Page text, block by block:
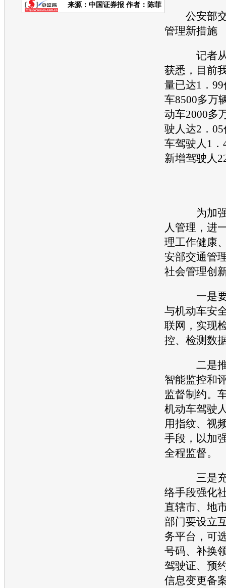
来源： 中国证券报 作者：陈菲
公安部交
管理新措施
记者从
获悉，目前
量已达1．
车8500多万
动车2000多
驶人达2．
车驾驶人1
新增驾驶人
为加强
人管理，进
理工作健康
安部交通管
社会管理创
一是要
与机动车安
联网，实现
控、检测数
二是推
智能监控和
监督制约。
机动车驾驶
用指纹、视
手段，以加
全程监督。
三是充
络手段强化
直辖市、地
部门要设立
务平台，可
号码、补换
驾驶证、预
信息变更备